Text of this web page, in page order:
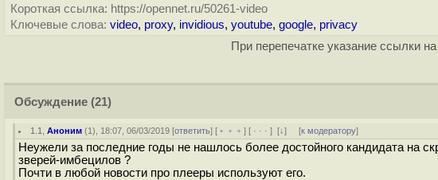
Короткая ссылка: https://opennet.ru/50261-video
Ключевые слова: video, proxy, invidious, youtube, google, privacy
При перепечатке указание ссылки
Обсуждение (21)
1.1 ,Аноним (1), 18:07, 06/03/2019 [ответить] [ ﹢﹢﹢] [ · · ·][↓] [к модератору]
Неужели за последние годы не нашлось более достойного кандидата на
зверей-имбецилов ?
Почти в любой новости про плееры используют его.